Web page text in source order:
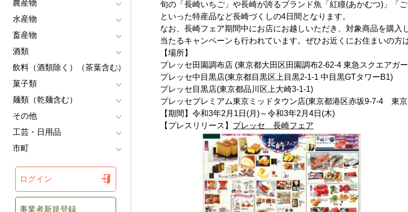
農産物
水産物
畜産物
酒類
飲料（酒類除く）（茶葉含む）
菓子類
麺類（乾麺含む）
その他
工芸・日用品
市町
ログイン
事業者新規登録
旬の「長崎いちご」や長崎が誇るブランド魚「紅瞳(あかむつ)」「
といった特産品など長崎づくしの4日間となります。
なお、長崎フェア期間中にお店にお越しいただき、対象商品を購入
当たるキャンペーンも行われています。ぜひお近くにお住まいの方
【場所】
プレッセ田園調布店 (東京都大田区田園調布2-62-4 東急スクエアガ
プレッセ中目黒店(東京都目黒区上目黒2-1-1 中目黒GTタワーB1)
プレッセ目黒店(東京都品川区上大崎3-1-1)
プレッセプレミアム東京ミッドタウン店(東京都港区赤坂9-7-4 東
【期間】令和3年2月1日(月)～令和3年2月4日(木)
【プレスリリース】 プレッセ 長崎フェア